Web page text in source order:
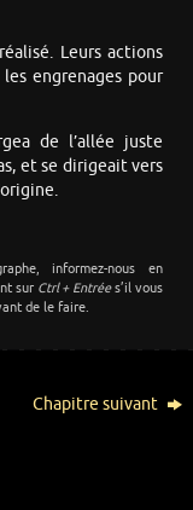
Leurs actions
engrenages pour
de l’allée juste
et se dirigeait vers
informez-nous en
sur Ctrl + Entrées’il vous
de le faire.
Chapitre suivant